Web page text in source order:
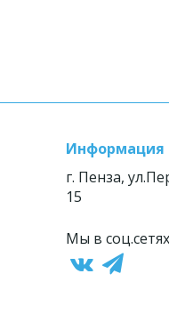
Информация
г. Пенза,
15
Мы в